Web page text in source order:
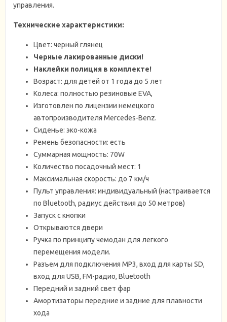
управления.
Технические характеристики:
Цвет: черный глянец
Черные лакированные диски!
Наклейки полиция в комплекте!
Возраст: для детей от 1 года до 5 лет
Колеса: полностью резиновые EVA,
Изготовлен по лицензии немецкого
автопроизводителя Mercedes-Benz.
Сиденье: эко-кожа
Ремень безопасности: есть
Суммарная мощность: 70W
Количество посадочный мест: 1
Максимальная скорость: до 7 км/ч
Пульт управления: индивидуальный (настраивается
по Bluetooth, радиус действия до 50 метров)
Запуск с кнопки
Открываются двери
Ручка по принципу чемодан для легкого
перемещения модели.
Разъем для подключения MP3, вход для карты SD,
вход для USB, FM-радио, Bluetooth
Передний и задний свет фар
Амортизаторы передние и задние для плавности
хода